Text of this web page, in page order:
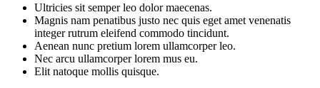
Ultricies sit semper leo dolor maecenas.
Magnis nam penatibus justo nec quis eget amet venenatis
integer rutrum eleifend commodo tincidunt.
Aenean nunc pretium lorem ullamcorper leo.
Nec arcu ullamcorper lorem mus eu.
Elit natoque mollis quisque.